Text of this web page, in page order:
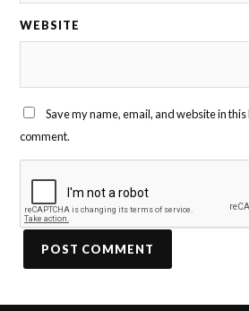
WEBSITE
Save my name, email, and website in
comment.